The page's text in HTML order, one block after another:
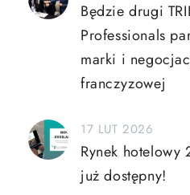
Będzie drugi
Professionals
marki i
franczyzowej
17 LUT 2026
Rynek
już dostępny!